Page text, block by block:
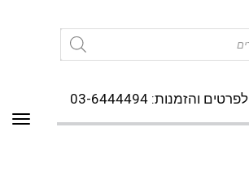
לפרטים והזמנות: 03-6444494